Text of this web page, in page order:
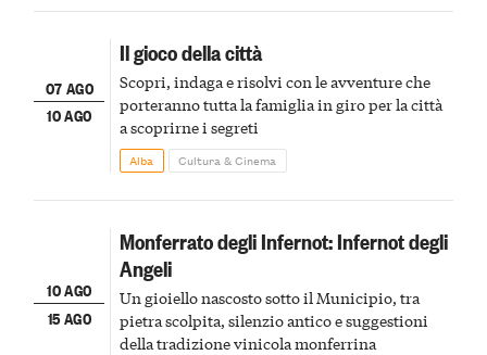
07 AGO
10 AGO
Il gioco della città
Scopri, indaga e risolvi con le avventure che
porteranno tutta la famiglia in giro per la città
a scoprirne i segreti
Alba Cultura & Cinema
10 AGO
15 AGO
Monferrato degli Infernot: Infernot degli
Angeli
Un gioiello nascosto sotto il Municipio, tra
pietra scolpita, silenzio antico e suggestioni
della tradizione vinicola monferrina